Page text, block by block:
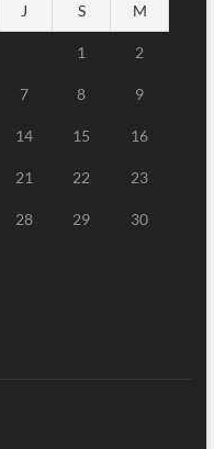
J S M
1 2
7 8 9
14 15 16
21 22 23
28 29 30